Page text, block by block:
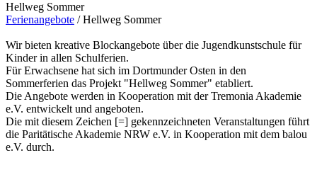
Hellweg Sommer
Ferienangebote /Hellweg Sommer
Wir bieten kreative Blockangebote über die Jugendkunstschule für
Kinder in allen Schulferien.
Für Erwachsene hat sich im Dortmunder Osten in den
Sommerferien das Projekt "Hellweg Sommer" etabliert.
Die Angebote werden in Kooperation mit der Tremonia Akademie
e.V. entwickelt und angeboten.
Die mit diesem Zeichen [=] gekennzeichneten Veranstaltungen führt
die Paritätische Akademie NRW e.V. in Kooperation mit dem balou
e.V. durch.